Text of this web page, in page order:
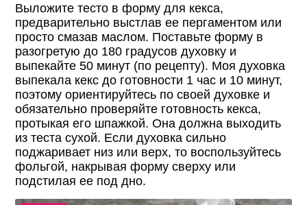
Выложите тесто в форму для кекса,
предварительно выстлав ее пергаментом или
просто смазав маслом. Поставьте форму в
разогретую до 180 градусов духовку и
выпекайте 50 минут (по рецепту). Моя духовка
выпекала кекс до готовности 1 час и 10 минут,
поэтому ориентируйтесь по своей духовке и
обязательно проверяйте готовность кекса,
протыкая его шпажкой. Она должна выходить
из теста сухой. Если духовка сильно
поджаривает низ или верх, то воспользуйтесь
фольгой, накрывая форму сверху или
подстилая ее под дно.